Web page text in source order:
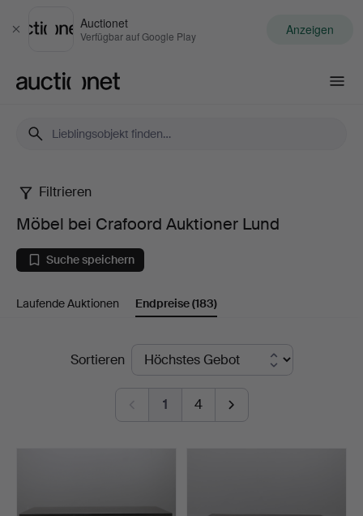
Schließen
Auctionet
Verfügbar auf Google Play Anzeigen
Möbel
bei
Crafoord
Auktioner
Filtrieren
Möbel bei Crafoord Auktioner Lund
Suche speichern
Laufende Auktionen Endpreise(183)
EndpreiseSortieren
1 4